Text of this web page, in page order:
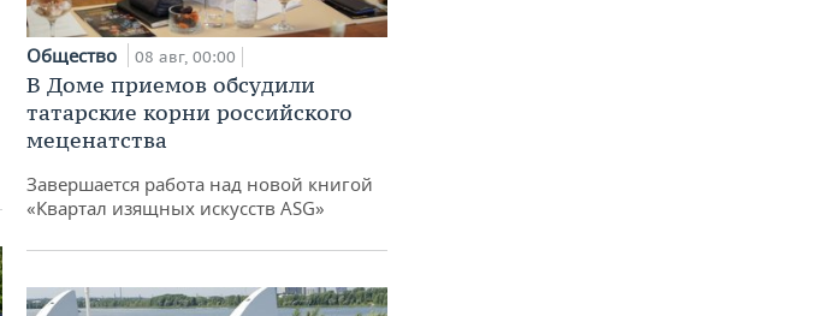
Общество 08 авг, 00:00
В Доме приемов обсудили
татарские корни российского
меценатства
Завершается работа над новой книгой
«Квартал изящных искусств ASG»